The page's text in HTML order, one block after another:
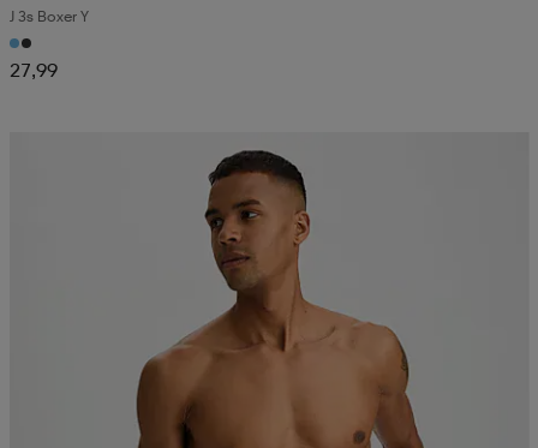
J 3s Boxer Y
27,99